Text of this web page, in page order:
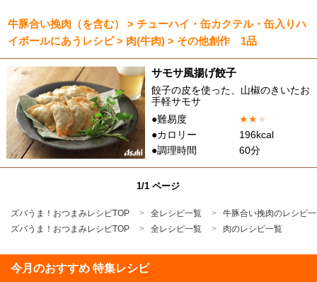
牛豚合い挽肉（を含む） > チューハイ・缶カクテル・缶入りハ
イボールにあうレシピ > 肉(牛肉) > その他創作 1品
サモサ風揚げ餃子
餃子の皮を使った、山椒のきいたお
手軽サモサ
●難易度
★★★
●カロリー
196kcal
●調理時間
60分
1/1 ページ
ズバうま！おつまみレシピTOP 全レシピ一覧
牛豚合い挽肉のレシピ
ズバうま！おつまみレシピTOP
全レシピ一覧 肉のレシピ一覧
今月のおすすめ 特集レシピ